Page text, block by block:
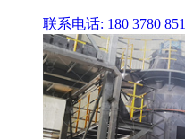
联系电话: 180 3780